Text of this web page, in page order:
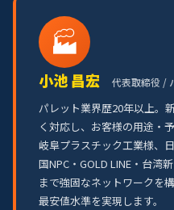
🏭
小池 昌宏 代表取締役 /
パレット業界歴20年以上。
く対応し、お客様の用途・
岐阜プラスチック工業様、
国NPC・GOLD LINE・台湾
まで強固なネットワークを
最安値水準を実現します。